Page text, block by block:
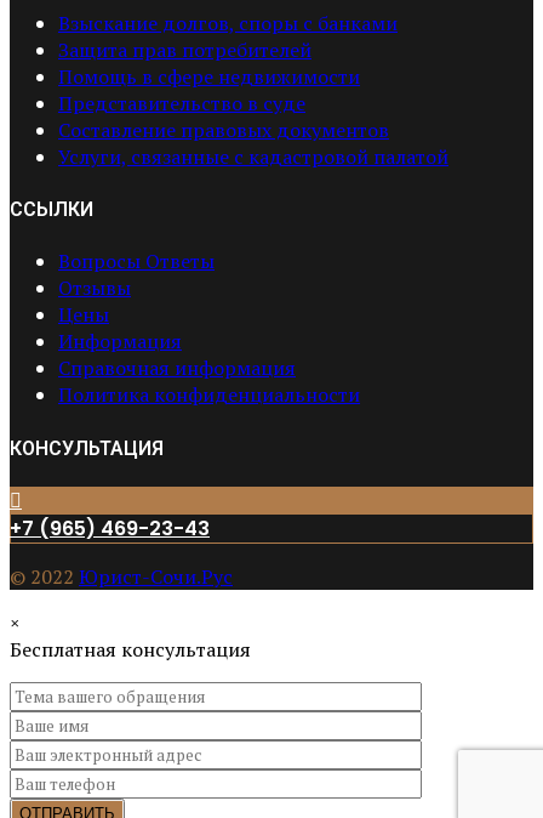
Взыскание долгов, споры с банками
Защита прав потребителей
Помощь в сфере недвижимости
Представительство в суде
Составление правовых документов
Услуги, связанные с кадастровой палатой
ССЫЛКИ
Вопросы Ответы
Отзывы
Цены
Информация
Справочная информация
Политика конфиденциальности
КОНСУЛЬТАЦИЯ
+7 (965) 469-23-43
© 2022 Юрист-Сочи.Рус
×
Бесплатная консультация